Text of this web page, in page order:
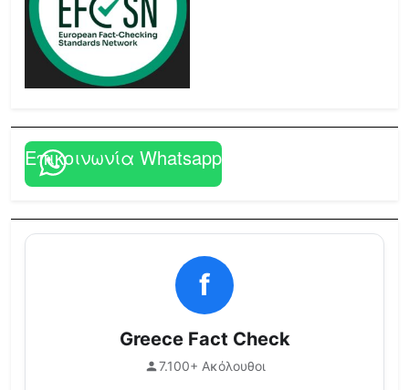
Επικοινωνία Whatsapp
f
Greece Fact Check
7.100+ Ακόλουθοι